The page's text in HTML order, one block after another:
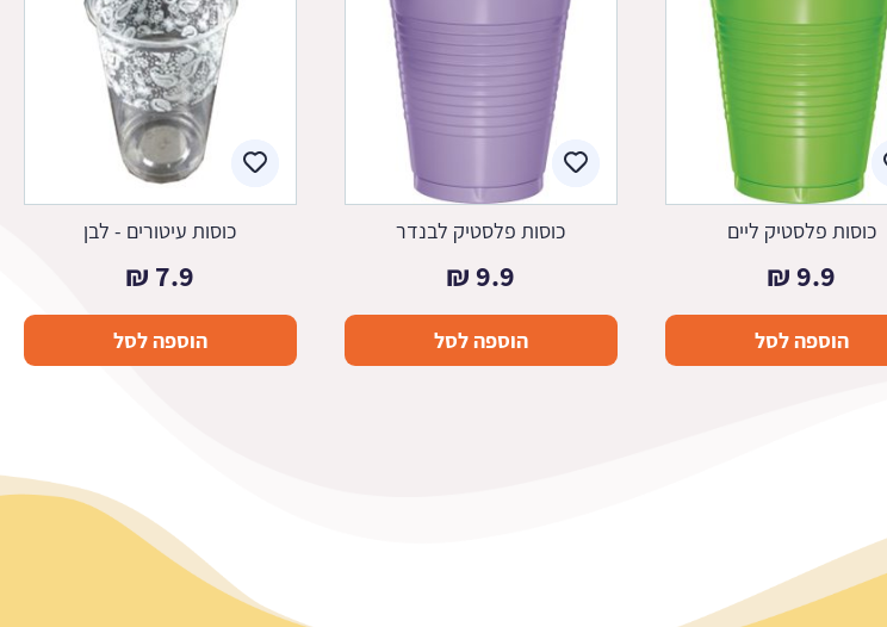
כוסות פלסטיק ליים
9.9
₪
הוספה לסל
כוסות פלסטיק לבנדר
9.9
₪
הוספה לסל
כוסות עיטורים - לבן
7.9
₪
הוספה לסל